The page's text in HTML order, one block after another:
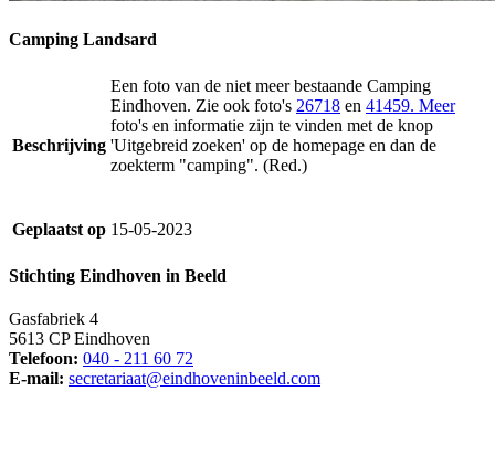
Camping Landsard
Beschrijving
Een foto van de niet meer bestaande Camping
Eindhoven. Zie ook foto's 26718 en 41459. Meer
foto's en informatie zijn te vinden met de knop
'Uitgebreid zoeken' op de homepage en dan de
zoekterm "camping". (Red.)
Geplaatst op 15-05-2023
Stichting Eindhoven in Beeld
Gasfabriek 4
5613 CP Eindhoven
Telefoon: 040 - 211 60 72
E-mail: secretariaat@eindhoveninbeeld.com